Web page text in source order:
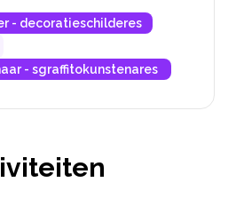
- decoratieschilderes
- sgraffitokunstenares